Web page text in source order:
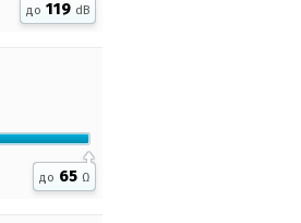
до 119 dB
до 65 Ω